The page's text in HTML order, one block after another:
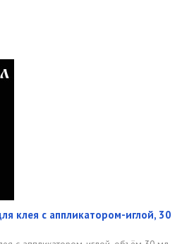
клея с аппликатором-иглой, 30